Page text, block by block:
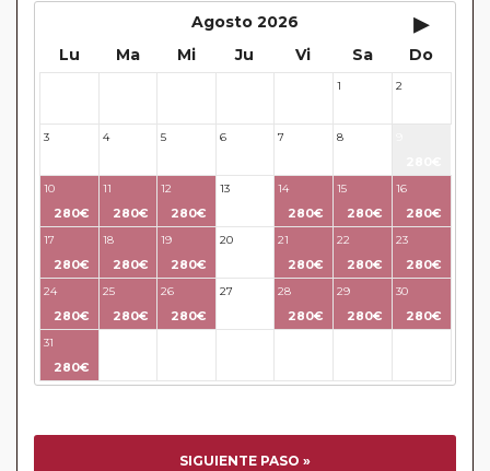
Agosto 2026
▸
Lu Ma Mi Ju Vi Sa Do
1 2
3 4 5 6 7 8
10
280€
11
280€
12
280€
13 14
280€
15
280€
16
280€
17
280€
18
280€
19
280€
20 21
280€
22
280€
23
280€
24
280€
25
280€
26
280€
27 28
280€
29
280€
30
280€
31
280€
SIGUIENTE PASO »